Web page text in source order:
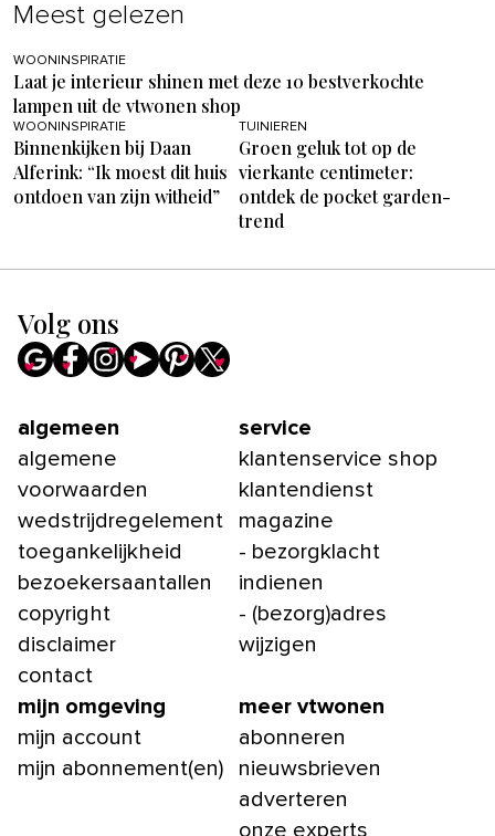
Meest gelezen
WOONINSPIRATIE
Laat je interieur shinen met deze 10 bestverkochte
lampen uit de vtwonen shop
WOONINSPIRATIE
Binnenkijken bij Daan
Alferink: “Ik moest dit huis
ontdoen van zijn witheid”
TUINIEREN
Groen geluk tot op de
vierkante centimeter:
ontdek de pocket garden-
trend
Volg ons
algemeen
algemene
voorwaarden
wedstrijdregelement
toegankelijkheid
bezoekersaantallen
copyright
disclaimer
contact
service
klantenservice shop
klantendienst
magazine
- bezorgklacht
indienen
- (bezorg)adres
wijzigen
mijn omgeving
mijn account
mijn abonnement(en)
meer vtwonen
abonneren
nieuwsbrieven
adverteren
onze experts